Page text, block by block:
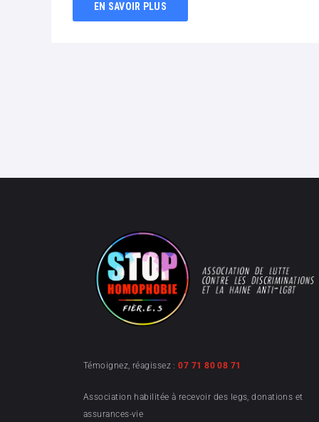
EN SAVOIR PLUS
Témoignez, réagissez :07 71 80 08 71
Association habilitée à recevoir des legs, donations et
assurances-vie